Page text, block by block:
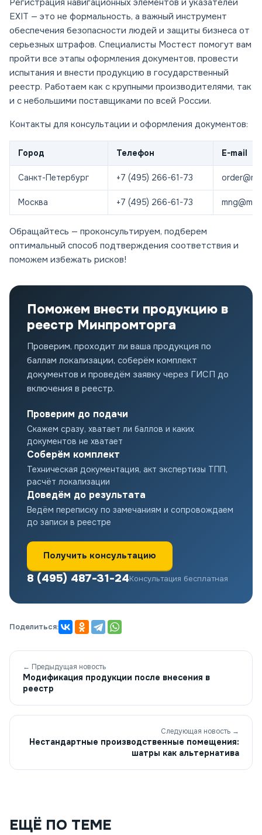
Регистрация навигационных элементов и указателей
EXIT — это не формальность, а важный инструмент
обеспечения безопасности людей и защиты бизнеса от
серьезных штрафов. Специалисты Мостест помогут вам
пройти все этапы оформления документов, провести
испытания и внести продукцию в государственный
реестр. Работаем как с крупными производителями, так
и с небольшими поставщиками по всей России.
Контакты для консультации и оформления документов:
Город Телефон E-mail
Санкт-Петербург +7 (495) 266-61-73
Москва +7 (495) 266-61-73
Обращайтесь — проконсультируем, подберем
оптимальный способ подтверждения соответствия и
поможем избежать рисков!
Поможем внести продукцию в
реестр Минпромторга
Проверим, проходит ли ваша продукция по
баллам локализации, соберём комплект
документов и проведём заявку через ГИСП до
включения в реестр.
Проверим до подачи
Скажем сразу, хватает ли баллов и каких
документов не хватает
Соберём комплект
Техническая документация, акт экспертизы ТПП,
расчёт локализации
Доведём до результата
Ведём переписку по замечаниям и сопровождаем
до записи в реестре
Получить консультацию
8 (495) 487-31-24Консультация бесплатная
Поделиться:
← Предыдущая новость
Модификация продукции после внесения в
реестр
Следующая новость →
Нестандартные производственные помещения:
шатры как альтернатива
ЕЩЁ ПО ТЕМЕ